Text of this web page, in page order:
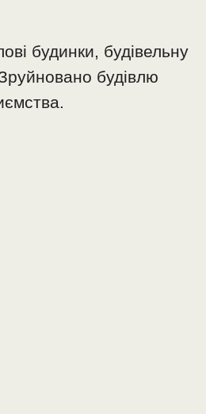
будинки, будівельну
будівлю